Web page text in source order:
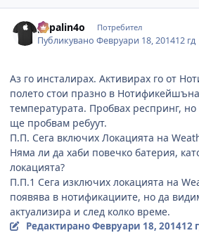
papalin4o Потребител
ПубликуваноФевруари 18, 201412 гд
Аз го инсталирах. Активирах го от
полето стои празно в
температурата. Пробвах респринг,
ще пробвам ребуут.
П.П. Сега включих Локацията на
Няма ли да хаби повечко батерия,
локацията?
П.П.1 Сега изключих локацията на
появява в нотификациите, но да
актуализира и след колко време.
РедактираноФевруари 18, 201412